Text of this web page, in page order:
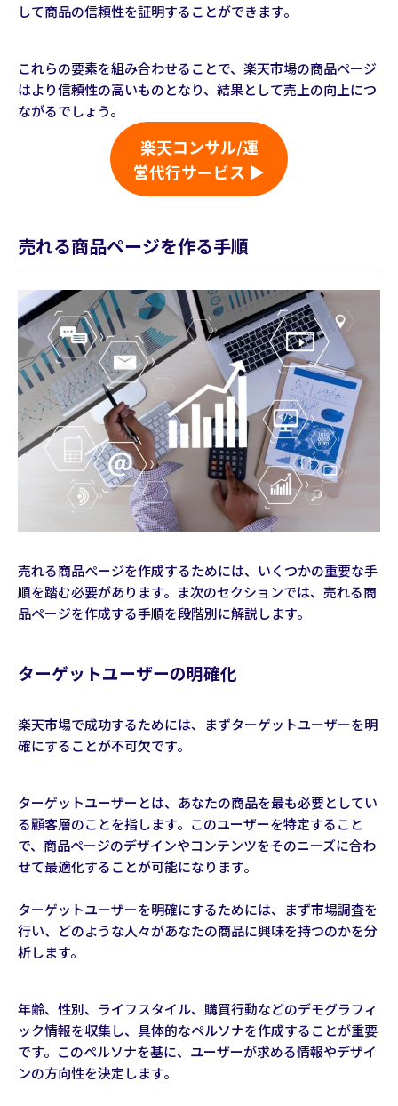
して商品の信頼性を証明することができます。
これらの要素を組み合わせることで、楽天市場の商品ページ
はより信頼性の高いものとなり、結果として売上の向上につ
ながるでしょう。
楽天コンサル/運
営代行サービス ▶
売れる商品ページを作る手順
売れる商品ページを作成するためには、いくつかの重要な手
順を踏む必要があります。ま次のセクションでは、売れる商
品ページを作成する手順を段階別に解説します。
ターゲットユーザーの明確化
楽天市場で成功するためには、まずターゲットユーザーを明
確にすることが不可欠です。
ターゲットユーザーとは、あなたの商品を最も必要としてい
る顧客層のことを指します。このユーザーを特定すること
で、商品ページのデザインやコンテンツをそのニーズに合わ
せて最適化することが可能になります。
ターゲットユーザーを明確にするためには、まず市場調査を
行い、どのような人々があなたの商品に興味を持つのかを分
析します。
年齢、性別、ライフスタイル、購買行動などのデモグラフィ
ック情報を収集し、具体的なペルソナを作成することが重要
です。このペルソナを基に、ユーザーが求める情報やデザイ
ンの方向性を決定します。